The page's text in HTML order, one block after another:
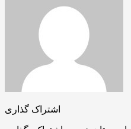
اشتراک گذاری